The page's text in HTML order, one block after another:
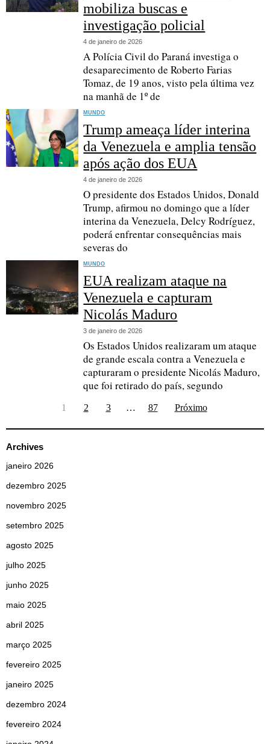
mobiliza buscas e
investigação policial
4 de janeiro de 2026
A Polícia Civil do Paraná investiga o
desaparecimento de Roberto Farias
Tomaz, de 19 anos, visto pela última vez
na manhã de 1º de
MUNDO
Trump ameaça líder interina
da Venezuela e amplia tensão
após ação dos EUA
4 de janeiro de 2026
O presidente dos Estados Unidos, Donald
Trump, afirmou no domingo que a líder
interina da Venezuela, Delcy Rodríguez,
poderá enfrentar consequências mais
severas do
MUNDO
EUA realizam ataque na
Venezuela e capturam
Nicolás Maduro
3 de janeiro de 2026
Os Estados Unidos realizaram um ataque
de grande escala contra a Venezuela e
capturaram o presidente Nicolás Maduro,
que foi retirado do país, segundo
1 2 3 … 87 Próximo
Archives
janeiro 2026
dezembro 2025
novembro 2025
setembro 2025
agosto 2025
julho 2025
junho 2025
maio 2025
abril 2025
março 2025
fevereiro 2025
janeiro 2025
dezembro 2024
fevereiro 2024